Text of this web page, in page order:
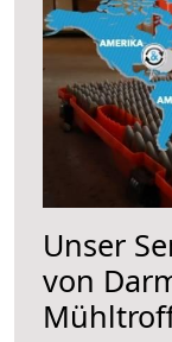
Unser
von